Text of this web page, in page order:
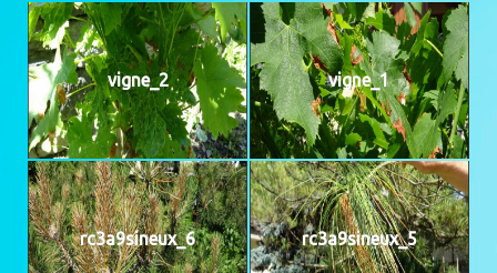
vigne_2 vigne_1
rc3a9sineux_6 rc3a9sineux_5